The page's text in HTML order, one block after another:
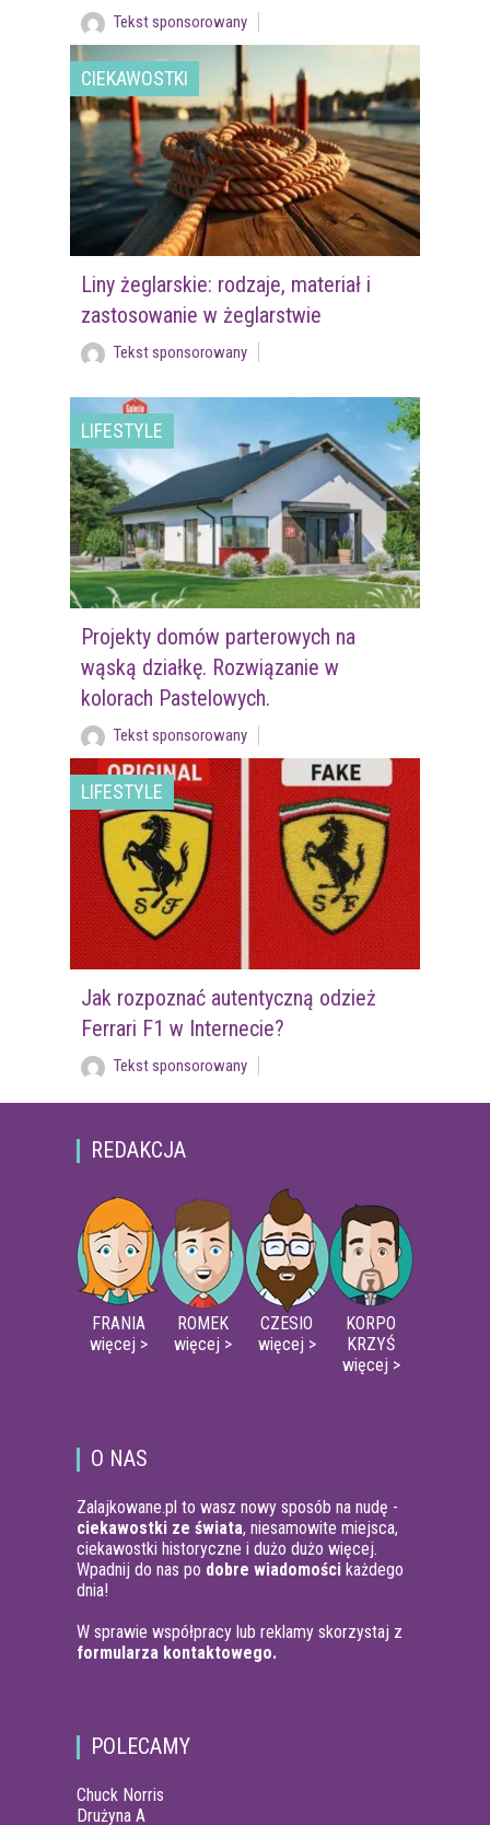
Tekst sponsorowany
CIEKAWOSTKI
Liny żeglarskie: rodzaje, materiał i
zastosowanie w żeglarstwie
Tekst sponsorowany
LIFESTYLE
Projekty domów parterowych na
wąską działkę. Rozwiązanie w
kolorach Pastelowych.
Tekst sponsorowany
LIFESTYLE
Jak rozpoznać autentyczną odzież
Ferrari F1 w Internecie?
Tekst sponsorowany
REDAKCJA
FRANIA
więcej >
ROMEK
więcej >
CZESIO
więcej >
KORPO
KRZYŚ
więcej >
O NAS
Zalajkowane.pl to wasz nowy sposób na nudę -
ciekawostki ze świata, niesamowite miejsca,
ciekawostki historyczne i dużo dużo więcej.
Wpadnij do nas po dobre wiadomości każdego
dnia!
W sprawie współpracy lub reklamy skorzystaj z
formularza kontaktowego.
POLECAMY
Chuck Norris
Drużyna A